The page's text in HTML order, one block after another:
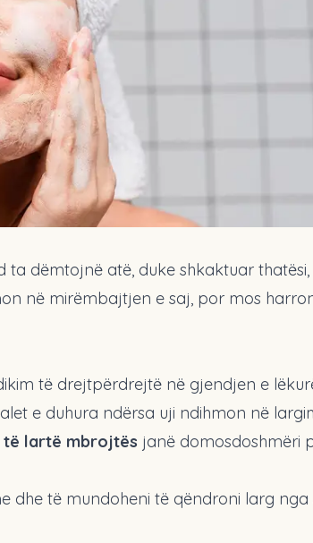
dëmtojnë atë, duke shkaktuar
në mirëmbajtjen e saj, por mos
të drejtpërdrejtë në gjendjen e
e duhura ndërsa uji ndihmon në
të lartë mbrojtës janë domosdoshmëri
dhe të mundoheni të qëndroni larg nga